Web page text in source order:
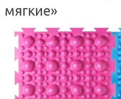
мягкие»